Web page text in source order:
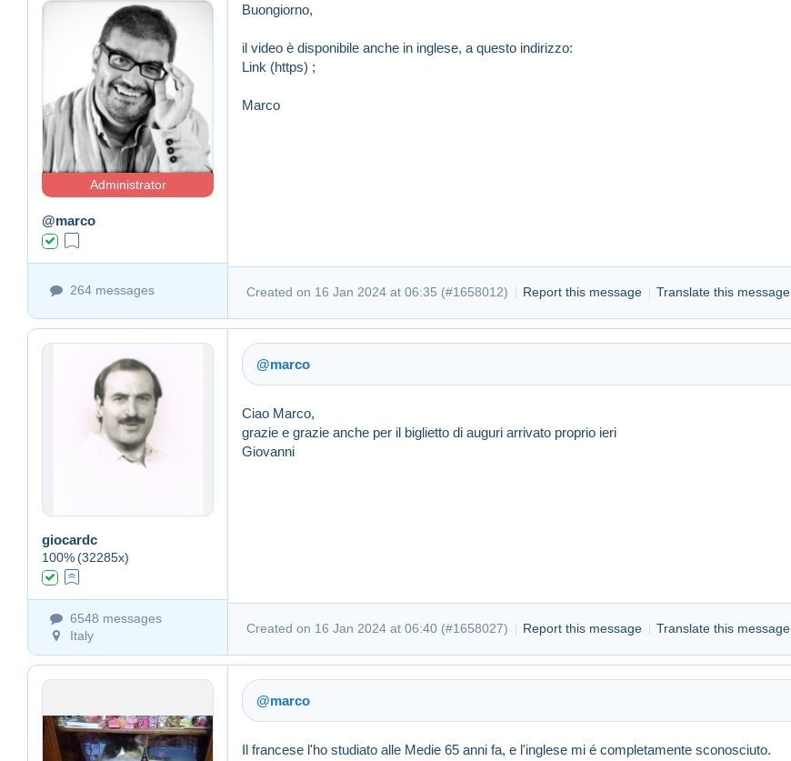
Administrator
@marco
264 messages
Buongiorno,
il video è disponibile anche in inglese, a questo indirizzo:
Link (https) ;
Marco
Created on 16 Jan 2024 at 06:35 (#1658012) Report this message Translate this message
giocardc
100%(32285x)
6548 messages
Italy
@marco
Ciao Marco,
grazie e grazie anche per il biglietto di auguri arrivato proprio ieri
Giovanni
Created on 16 Jan 2024 at 06:40 (#1658027) Report this message Translate this message
@marco
Il francese l'ho studiato alle Medie 65 anni fa, e l'inglese mi é completamente sconosciuto.